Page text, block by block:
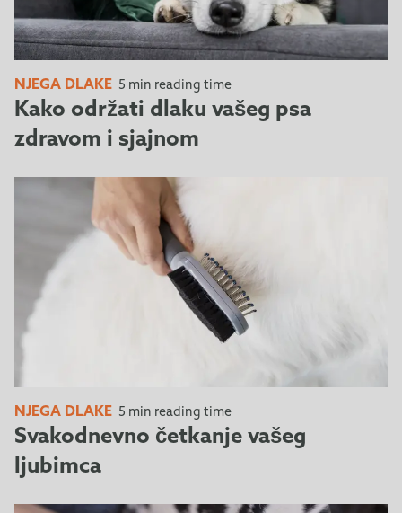
NJEGA DLAKE 5 min reading time
Kako održati dlaku vašeg psa
zdravom i sjajnom
NJEGA DLAKE 5 min reading time
Svakodnevno četkanje vašeg
ljubimca